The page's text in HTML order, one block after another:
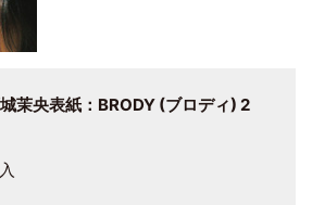
茉央表紙：BRODY (ブロディ) 2